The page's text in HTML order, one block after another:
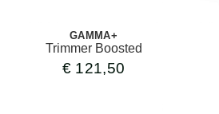
GAMMA+
Trimmer Boosted
€ 121,50